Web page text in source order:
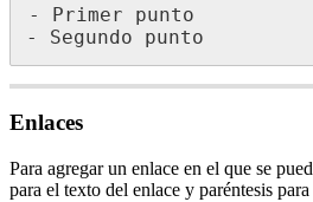
- Primer
punto
-
Segundo punto
Enlaces
Para agregar un enlace en el que se
para el texto del enlace y paréntesis para